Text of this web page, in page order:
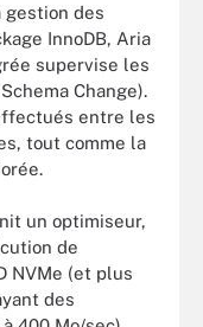
gestion des
InnoDB, Aria
supervise les
Change).
entre les
tout comme la
un optimiseur,
de
NVMe (et plus
des